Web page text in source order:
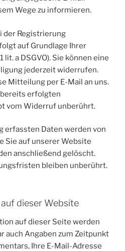
Wege zu informieren.
der Registrierung
auf Grundlage Ihrer
lit. a DSGVO). Sie können eine
jederzeit widerrufen.
Mitteilung per E-Mail an uns.
erfolgten
vom Widerruf unberührt.
erfassten Daten werden von
Sie auf unserer Website
anschließend gelöscht.
bleiben unberührt.
dieser Website
auf dieser Seite werden
auch Angaben zum Zeitpunkt
Ihre E-Mail-Adresse